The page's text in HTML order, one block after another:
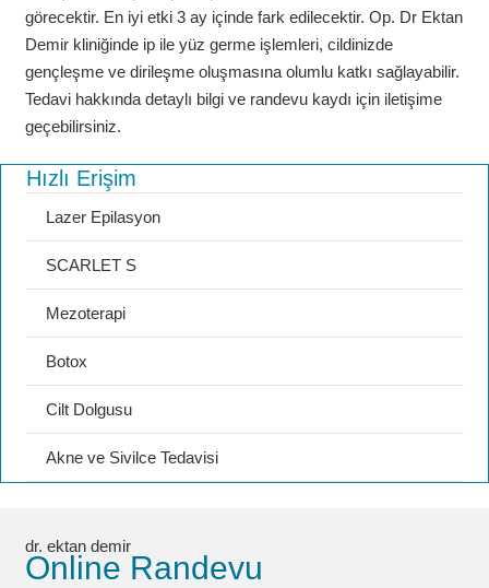
görecektir. En iyi etki 3 ay içinde fark edilecektir. Op. Dr Ektan
Demir kliniğinde ip ile yüz germe işlemleri, cildinizde
gençleşme ve dirileşme oluşmasına olumlu katkı sağlayabilir.
Tedavi hakkında detaylı bilgi ve randevu kaydı için iletişime
geçebilirsiniz.
Hızlı Erişim
Lazer Epilasyon
SCARLET S
Mezoterapi
Botox
Cilt Dolgusu
Akne ve Sivilce Tedavisi
dr. ektan demir
Online Randevu